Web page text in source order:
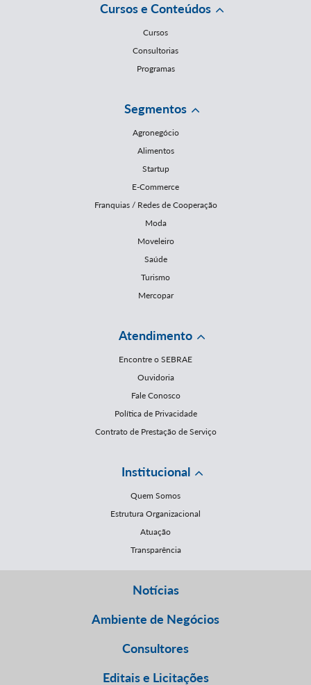
Cursos e Conteúdos
Cursos
Consultorias
Programas
Segmentos
Agronegócio
Alimentos
Startup
E-Commerce
Franquias / Redes de Cooperação
Moda
Moveleiro
Saúde
Turismo
Mercopar
Atendimento
Encontre o SEBRAE
Ouvidoria
Fale Conosco
Política de Privacidade
Contrato de Prestação de Serviço
Institucional
Quem Somos
Estrutura Organizacional
Atuação
Transparência
Notícias
Ambiente de Negócios
Consultores
Editais e Licitações